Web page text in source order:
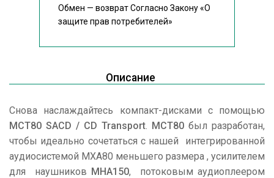
Обмен — возврат Согласно Закону«О
защите прав потребителей»
Описание
Снова наслаждайтесь компакт-дисками с помощью
MCT80 SACD / CD Transport. MCT80 был разработан,
чтобы идеально сочетаться с нашей интегрированной
аудиосистемой MXA80 меньшего размера , усилителем
для наушников MHA150, потоковым аудиоплеером